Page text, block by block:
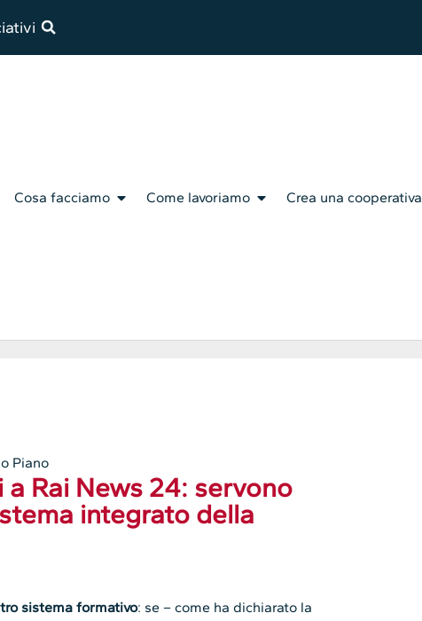
Cosa facciamo Come lavoriamo Crea una cooperativa
Piano
Rai News 24: servono
integrato della
sistema formativo: se – come ha dichiarato la